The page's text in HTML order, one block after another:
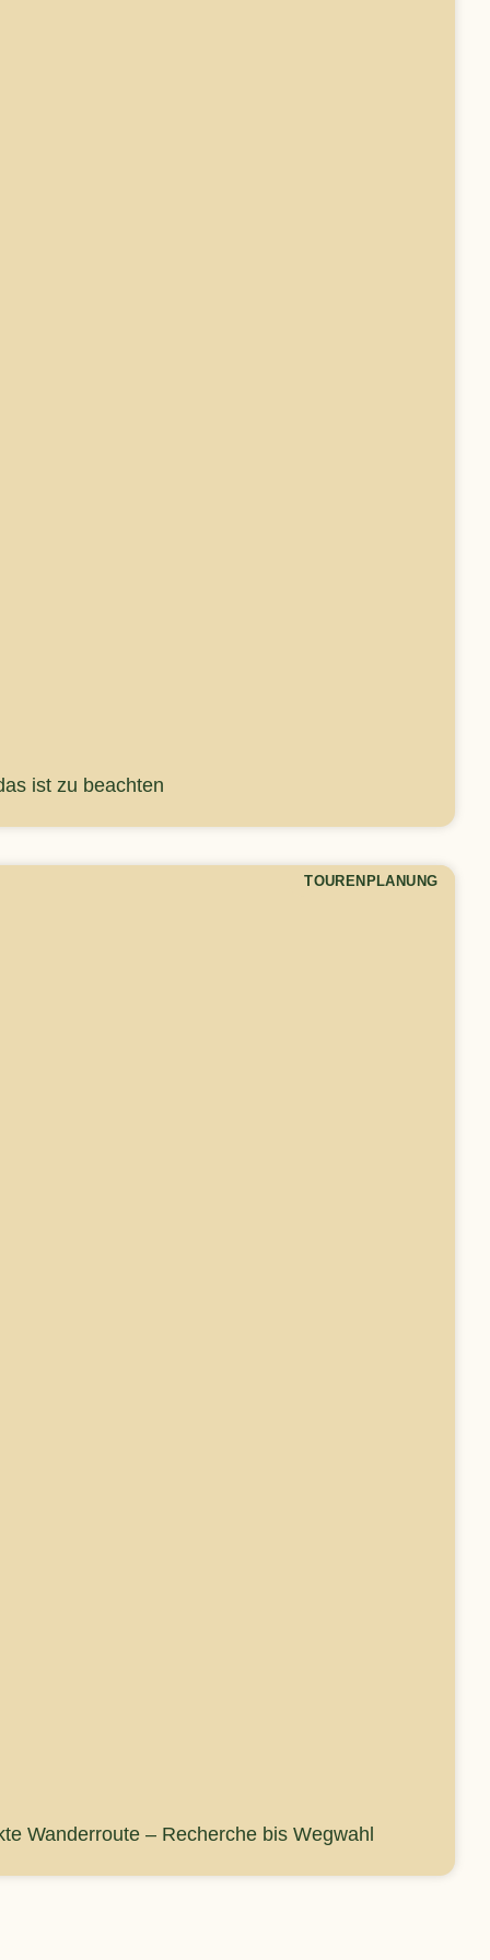
ist zu beachten
TOURENPLANUNG
Wanderroute – Recherche bis Wegwahl